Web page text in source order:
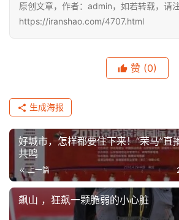
原创文章，作者：admin，如若转载，请注
https://iranshao.com/4707.html
赞 (0)
生成海报
好城市，怎样都要住下来！“荣马”直
共鸣
上一篇
飙山 ，狂飙一颗脆弱的小心脏